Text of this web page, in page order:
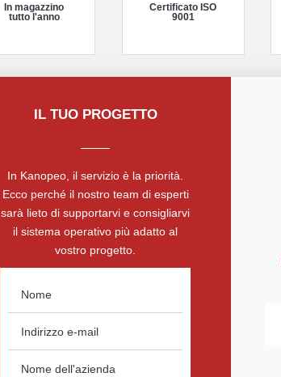
In magazzino
tutto l'anno
Certificato ISO
9001
IL TUO PROGETTO
In Kanopeo, il servizio è la priorità.
Ecco perché il nostro team di esperti
sarà lieto di supportarvi e consigliarvi
il sistema operativo più adatto al
vostro progetto.